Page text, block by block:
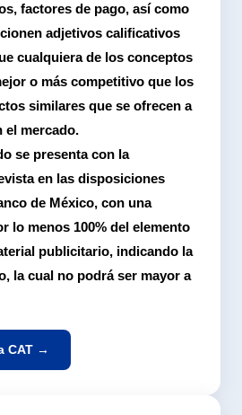
factores de pago, así como
adjetivos calificativos
cualquiera de los conceptos
o más competitivo que los
similares que se ofrecen a
el mercado.
se presenta con la
en las disposiciones
de México, con una
lo menos 100% del elemento
publicitario, indicando la
la cual no podrá ser mayor a
CAT →